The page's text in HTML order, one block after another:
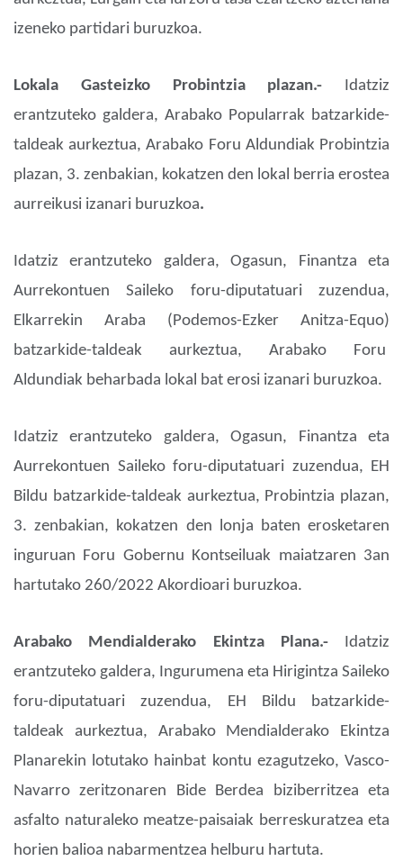
izeneko partidari buruzkoa.
Lokala Gasteizko Probintzia plazan.- Idatziz
erantzuteko galdera, Arabako Popularrak batzarkide-
taldeak aurkeztua, Arabako Foru Aldundiak Probintzia
plazan, 3. zenbakian, kokatzen den lokal berria erostea
aurreikusi izanari buruzkoa.
Idatziz erantzuteko galdera, Ogasun, Finantza eta
Aurrekontuen Saileko foru-diputatuari zuzendua,
Elkarrekin Araba (Podemos-Ezker Anitza-Equo)
batzarkide-taldeak aurkeztua, Arabako Foru
Aldundiak beharbada lokal bat erosi izanari buruzkoa.
Idatziz erantzuteko galdera, Ogasun, Finantza eta
Aurrekontuen Saileko foru-diputatuari zuzendua, EH
Bildu batzarkide-taldeak aurkeztua, Probintzia plazan,
3. zenbakian, kokatzen den lonja baten erosketaren
inguruan Foru Gobernu Kontseiluak maiatzaren 3an
hartutako 260/2022 Akordioari buruzkoa.
Arabako Mendialderako Ekintza Plana.- Idatziz
erantzuteko galdera, Ingurumena eta Hirigintza Saileko
foru-diputatuari zuzendua, EH Bildu batzarkide-
taldeak aurkeztua, Arabako Mendialderako Ekintza
Planarekin lotutako hainbat kontu ezagutzeko, Vasco-
Navarro zeritzonaren Bide Berdea biziberritzea eta
asfalto naturaleko meatze-paisaiak berreskuratzea eta
horien balioa nabarmentzea helburu hartuta.